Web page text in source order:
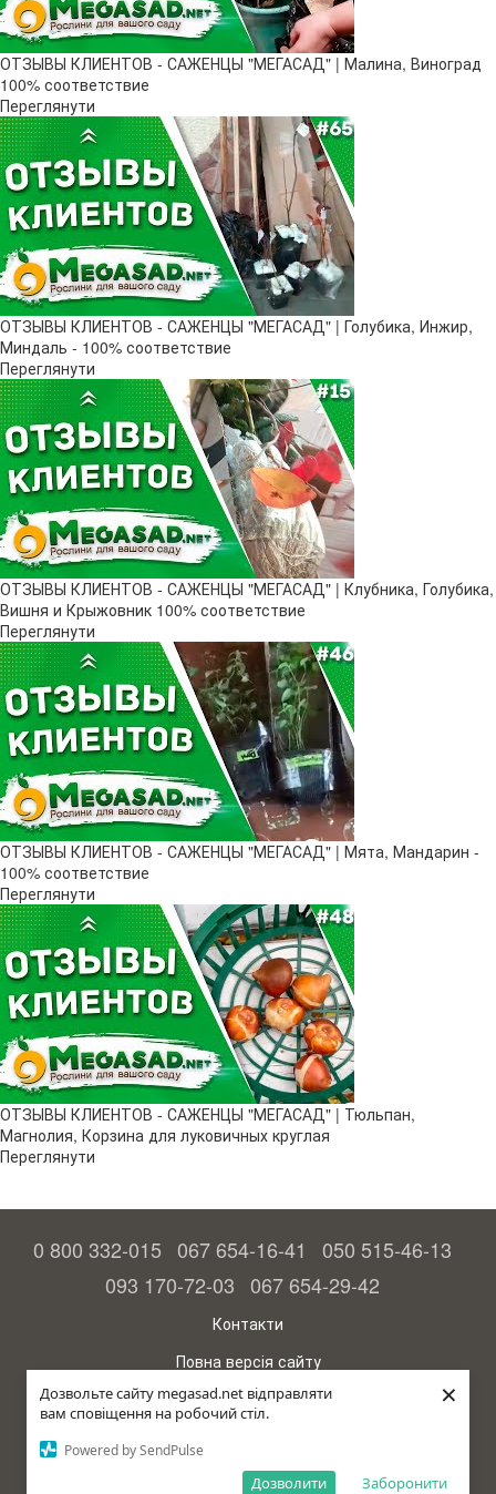
Дозвольте сайту megasad.net відправляти
вам сповіщення на робочий стіл.
Powered by SendPulse
Заборонити
Дозволити
×
ОТЗЫВЫ КЛИЕНТОВ - САЖЕНЦЫ "МЕГАСАД" | Малина, Виноград
100% соответствие
Переглянути
ОТЗЫВЫ КЛИЕНТОВ - САЖЕНЦЫ "МЕГАСАД" | Голубика, Инжир,
Миндаль - 100% соответствие
Переглянути
ОТЗЫВЫ КЛИЕНТОВ - САЖЕНЦЫ "МЕГАСАД" | Клубника, Голубика,
Вишня и Крыжовник 100% соответствие
Переглянути
ОТЗЫВЫ КЛИЕНТОВ - САЖЕНЦЫ "МЕГАСАД" | Мята, Мандарин -
100% соответствие
Переглянути
ОТЗЫВЫ КЛИЕНТОВ - САЖЕНЦЫ "МЕГАСАД" | Тюльпан,
Магнолия, Корзина для луковичных круглая
Переглянути
0 800 332-015 067 654-16-41
050 515-46-13
093 170-72-03 067 654-29-42
Контакти
Повна версія сайту
© 2015—2026
Megasad – гарантія високого врожаю
рус (країна-терорист)